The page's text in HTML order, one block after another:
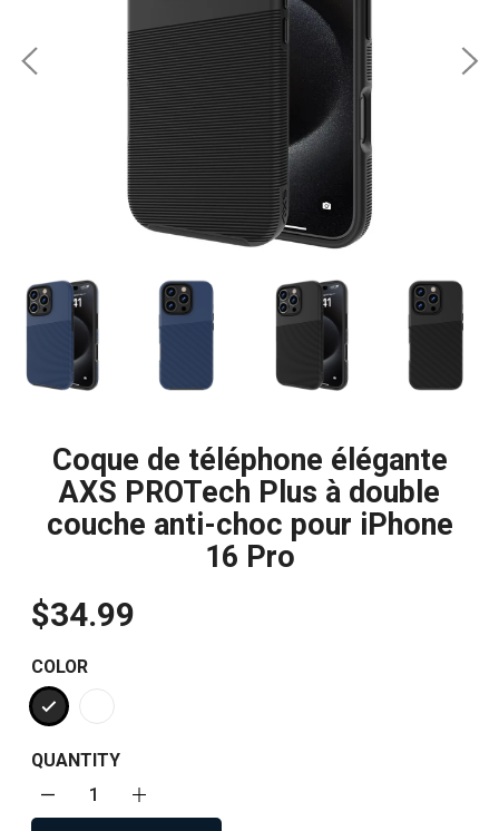
Coque de téléphone élégante
AXS PROTech Plus à double
couche anti-choc pour iPhone
16 Pro
$34.99
COLOR
QUANTITY